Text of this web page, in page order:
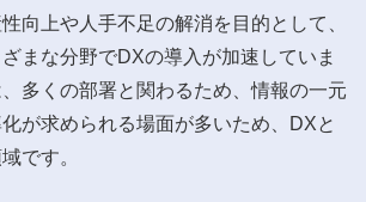
向上や人手不足の解消を目的として、
まな分野でDXの導入が加速していま
多くの部署と関わるため、情報の一元
が求められる場面が多いため、DXと
です。